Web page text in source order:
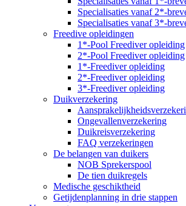
Specialisaties vanaf 2*-
Specialisaties vanaf 3*-
Freedive opleidingen
1*-Pool Freediver opleiding
2*-Pool Freediver opleiding
1*-Freediver opleiding
2*-Freediver opleiding
3*-Freediver opleiding
Duikverzekering
Ongevallenverzekering
Duikreisverzekering
FAQ verzekeringen
De belangen van duikers
NOB Sprekerspool
De tien duikregels
Medische geschiktheid
Getijdenplanning in drie stappen